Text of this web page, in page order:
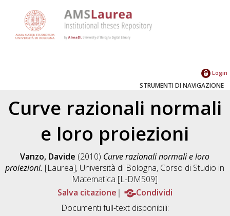
Login
STRUMENTI DI NAVIGAZIONE
Curve razionali normali
e loro proiezioni
Vanzo, Davide (2010) Curve razionali normali e loro
proiezioni. [Laurea], Università di Bologna, Corso di Studio in
Matematica [L-DM509]
Salva citazione
Condividi
Documenti full-text disponibili: